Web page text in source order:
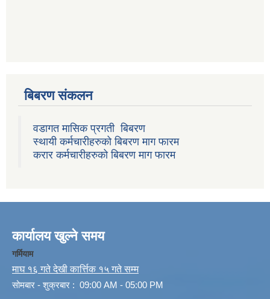
बिबरण संकलन
वडागत मासिक प्रगती बिबरण
स्थायी कर्मचारीहरुको बिबरण माग फारम
करार कर्मचारीहरुको बिबरण माग फारम
कार्यालय खुल्ने समय
गर्मियाम
माघ १६ गते देखी कार्त्तिक १५ गते सम्म
सोमबार - शुक्रबार : 09:00 AM - 05:00 PM